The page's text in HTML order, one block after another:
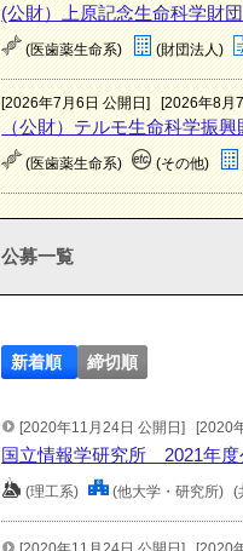
(公財）上原記念生命科学財
(医歯薬生命系) (財団法人)
[2026年7月6日 公開日] [2026年8月
（公財）テルモ生命科学振
(医歯薬生命系) (その他)
公募一覧
新着順 締切順
[2020年11月24日 公開日] [2020
国立情報学研究所 2021年
(理工系) (他大学・研究所) (